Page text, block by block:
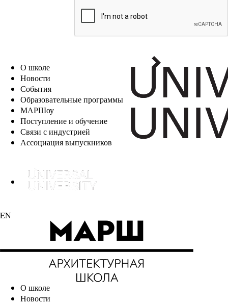
EN
О школе
Новости
События
Образовательные программы
МАРШоу
Поступление и обучение
Связи с индустрией
Ассоциация выпускников
EN
О школе
Новости